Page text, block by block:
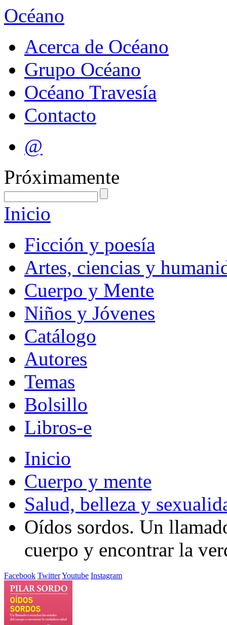
Océano
Acerca de Océano
Grupo Océano
Océano Travesía
Contacto
@
Próximamente
Inicio
Ficción y poesía
Artes, ciencias y
Cuerpo y Mente
Niños y Jóvenes
Catálogo
Autores
Temas
Bolsillo
Libros-e
Inicio
Cuerpo y mente
Salud, belleza y
Oídos sordos. Un
cuerpo y encontrar la
Facebook TwitterYoutube Instagram